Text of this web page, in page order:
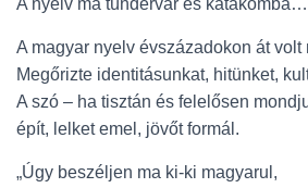
A nyelv ma tündérvár és
A magyar nyelv évszázadokon át volt
Megőrizte identitásunkat, hitünket,
A szó – ha tisztán és felelősen
épít, lelket emel, jövőt formál.
„Úgy beszéljen ma ki-ki magyarul,